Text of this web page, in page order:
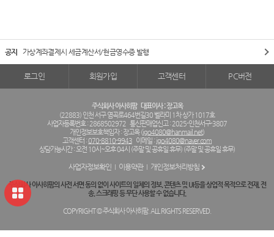
공지 가상계좌결제시 세금계산서/현금영수증 발행
로그인 회원가입 고객센터 PC버전
주식회사 아사히팜 대표이사 : 장고옥
(22883) 인천 서구 염곡로464번길30 벨라미 1차 상가 1017호
사업자등록번호 : 2868502972 통신판매업신고 : 2025-인천서구-3807
개인정보보호책임자 : 장고옥 (jgo4080@hanmail.net)
고객센터 :070-8810-9943 이메일 : jgo4080@naver.com
상담가능시간 : 오전 10시~오후 04시 (주말 및 공휴일 휴무) (주말 및 공휴일 휴무)
사업자정보확인 이용약관 개인정보처리방침
주식회사 아사히팜의 사전 서면 동의 없이 사이트의 일체의 정보, 콘텐츠 및 UI등을 상업적 목적으로 전재, 전
송, 스크래핑 등 무단 사용할 수 없습니다.
COPYRIGHT © 주식회사 아사히팜. ALL RIGHTS RESERVED.